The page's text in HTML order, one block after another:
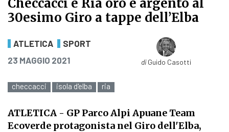
Checcacci e Ria oro e argento al
30esimo Giro a tappe dell’Elba
Checcacci e Ria oro e argento al
ATLETICA
SPORT
PUBBLICATO IL
23 MAGGIO 2021 diGuido Casotti
checcacci isola d'elba ria
ATLETICA - GP Parco Alpi Apuane Team
Ecoverde protagonista nel Giro dell'Elba,